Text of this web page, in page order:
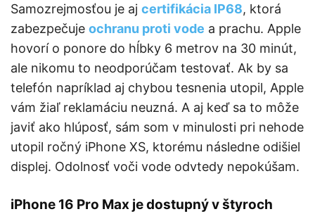
Samozrejmosťou je aj certifikácia IP68, ktorá
zabezpečuje ochranu proti vode a prachu. Apple
hovorí o ponore do hĺbky 6 metrov na 30 minút,
ale nikomu to neodporúčam testovať. Ak by sa
telefón napríklad aj chybou tesnenia utopil, Apple
vám žiaľ reklamáciu neuzná. A aj keď sa to môže
javiť ako hlúposť, sám som v minulosti pri nehode
utopil ročný iPhone XS, ktorému následne odišiel
displej. Odolnosť voči vode odvtedy nepokúšam.
iPhone 16 Pro Max je dostupný v štyroch